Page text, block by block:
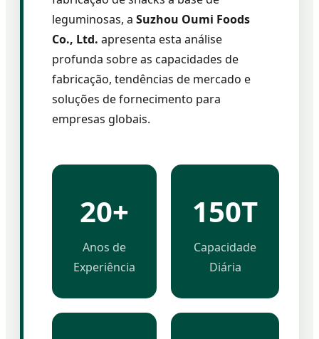
leguminosas, a Suzhou Oumi Foods
Co., Ltd. apresenta esta análise
profunda sobre as capacidades de
fabricação, tendências de mercado e
soluções de fornecimento para
empresas globais.
20+
Anos de
Experiência
150T
Capacidade
Diária